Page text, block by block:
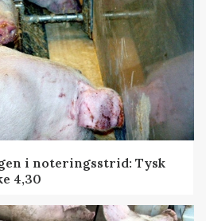
i noteringsstrid: Tysk
4,30